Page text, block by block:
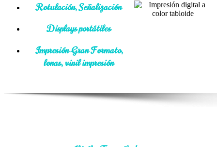
Rotulación, Señalización
Displays portátiles
Impresión Gran Formato,
lonas, vinil impresión